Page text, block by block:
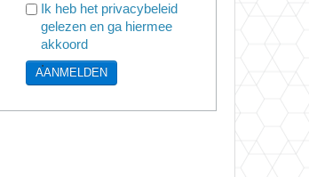
Ik heb het privacybeleid
gelezen en ga hiermee
akkoord
.
AANMELDEN